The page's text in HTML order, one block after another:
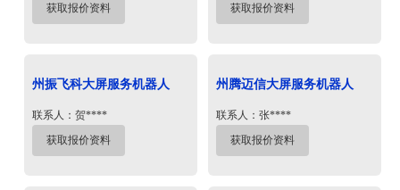
获取报价资料
获取报价资料
州振飞科大屏服务机器人
联系人：贺****
获取报价资料
州腾迈信大屏服务机器人
联系人：张****
获取报价资料